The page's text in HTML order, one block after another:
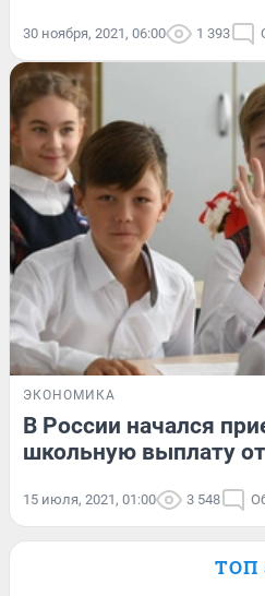
30 ноября, 2021, 06:00 1 393
ЭКОНОМИКА
В России начался
школьную выплату
15 июля, 2021, 01:00 3 548
ТОП